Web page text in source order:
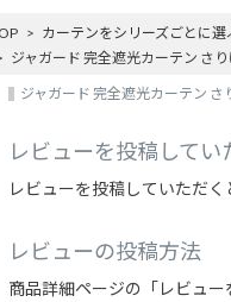
カーテンをシリーズごとに選
ジャガード 完全遮光カーテン さ
ジャガード 完全遮光カーテン
レビューを投稿して
レビューを投稿していただ
レビューの投稿方法
商品詳細ページの「レビュー